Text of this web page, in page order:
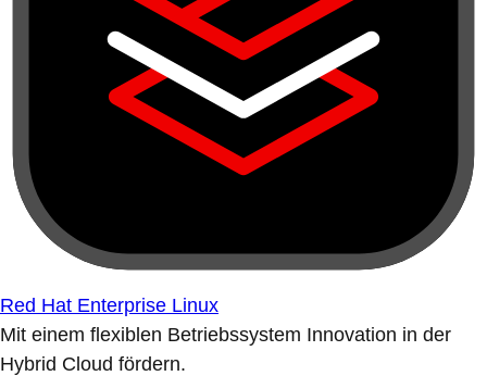
Red Hat Enterprise Linux
Mit einem flexiblen Betriebssystem Innovation in der
Hybrid Cloud fördern.